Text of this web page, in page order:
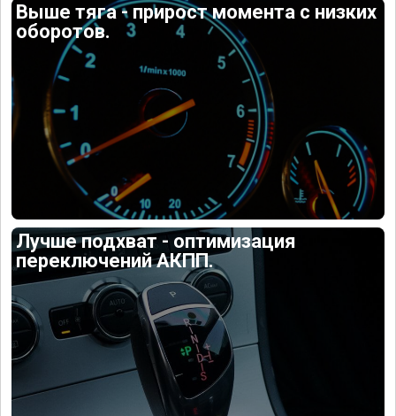
Выше тяга - прирост момента с низких
оборотов.
Лучше подхват - оптимизация
переключений АКПП.